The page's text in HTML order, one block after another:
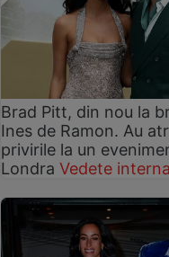
Brad Pitt, din nou la
Ines de Ramon. Au
privirile la un
Londra Vedete